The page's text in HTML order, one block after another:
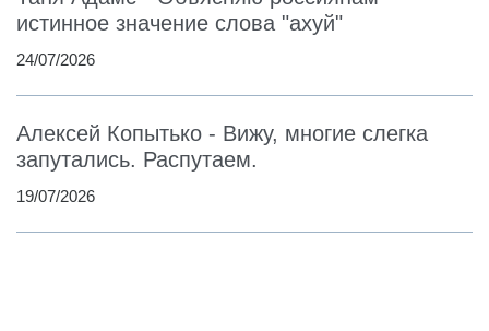
истинное значение слова "ахуй"
24/07/2026
Алексей Копытько - Вижу, многие слегка
запутались. Распутаем.
19/07/2026